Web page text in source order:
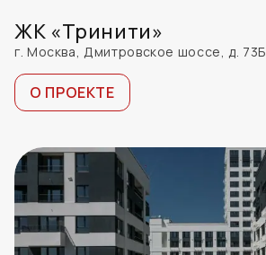
ЖК «Тринити»
г. Москва, Дмитровское шоссе, д. 73Б
О ПРОЕКТЕ